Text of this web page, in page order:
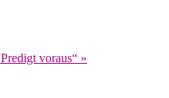
voraus“ »